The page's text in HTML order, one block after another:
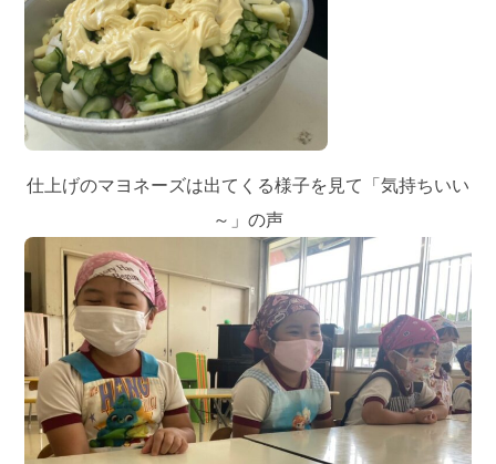
仕上げのマヨネーズは出てくる様子を見て「気持ちいい
～」の声